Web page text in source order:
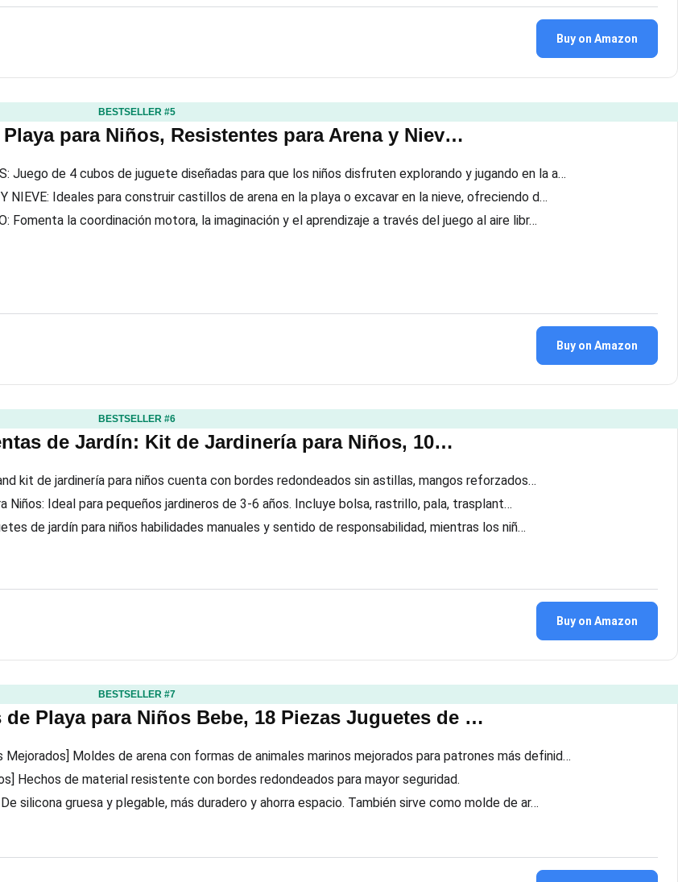
Buy on Amazon
BESTSELLER #5
para Niños, Resistentes para Arena y Niev…
Juego de 4 cubos de juguete diseñadas para que los niños disfruten explorando y jugando en la a…
Y NIEVE: Ideales para construir castillos de arena en la playa o excavar en la nieve, ofreciendo d…
Fomenta la coordinación motora, la imaginación y el aprendizaje a través del juego al aire libr…
Buy on Amazon
BESTSELLER #6
de Jardín: Kit de Jardinería para Niños, 10…
kit de jardinería para niños cuenta con bordes redondeados sin astillas, mangos reforzados…
Niños: Ideal para pequeños jardineros de 3-6 años. Incluye bolsa, rastrillo, pala, trasplant…
de jardín para niños habilidades manuales y sentido de responsabilidad, mientras los niñ…
Buy on Amazon
BESTSELLER #7
de Playa para Niños Bebe, 18 Piezas Juguetes de …
Mejorados] Moldes de arena con formas de animales marinos mejorados para patrones más definid…
Hechos de material resistente con bordes redondeados para mayor seguridad.
silicona gruesa y plegable, más duradero y ahorra espacio. También sirve como molde de ar…